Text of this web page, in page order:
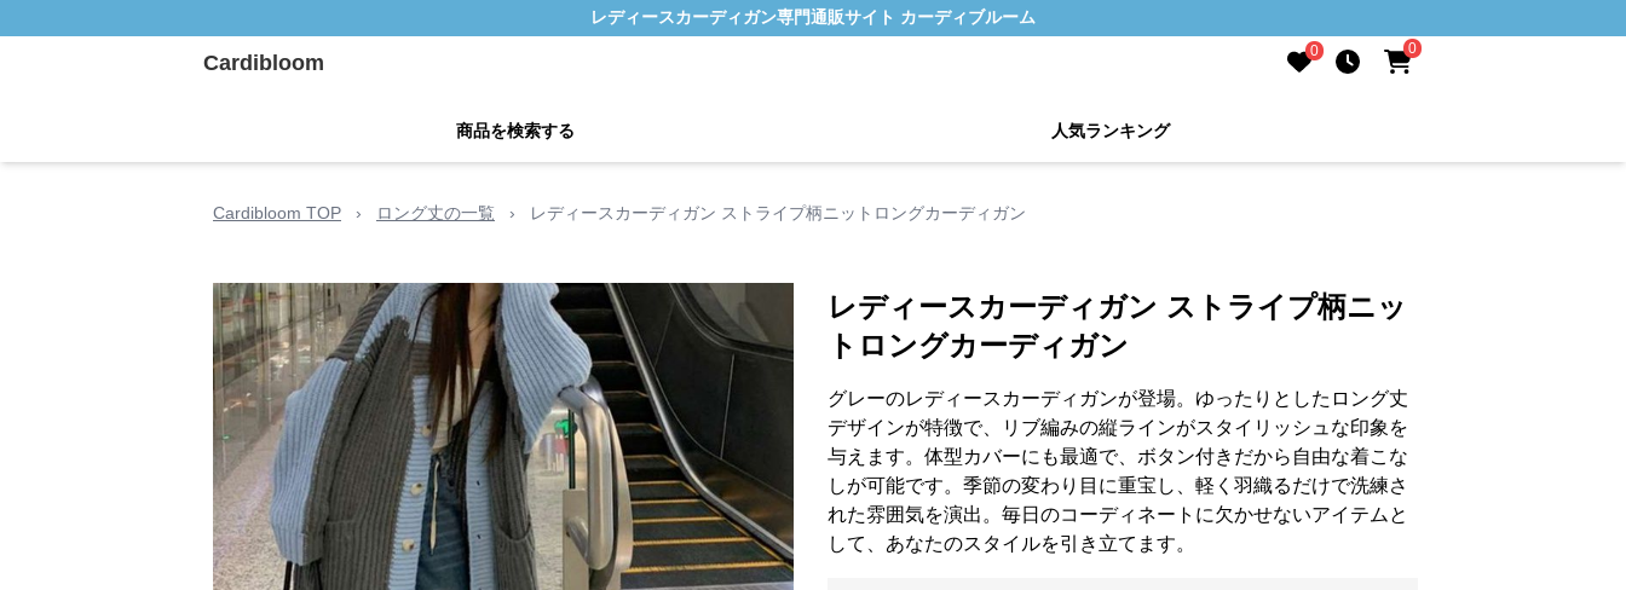
レディースカーディガン専門通販サイト カーディブルーム
Cardibloom 0 0
商品を検索する 人気ランキング
Cardibloom TOP › ロング丈の一覧 › レディースカーディガン ストライプ柄ニットロングカーディガン
レディースカーディガン ストライプ柄ニッ
トロングカーディガン
グレーのレディースカーディガンが登場。ゆったりとしたロング丈
デザインが特徴で、リブ編みの縦ラインがスタイリッシュな印象を
与えます。体型カバーにも最適で、ボタン付きだから自由な着こな
しが可能です。季節の変わり目に重宝し、軽く羽織るだけで洗練さ
れた雰囲気を演出。毎日のコーディネートに欠かせないアイテムと
して、あなたのスタイルを引き立てます。